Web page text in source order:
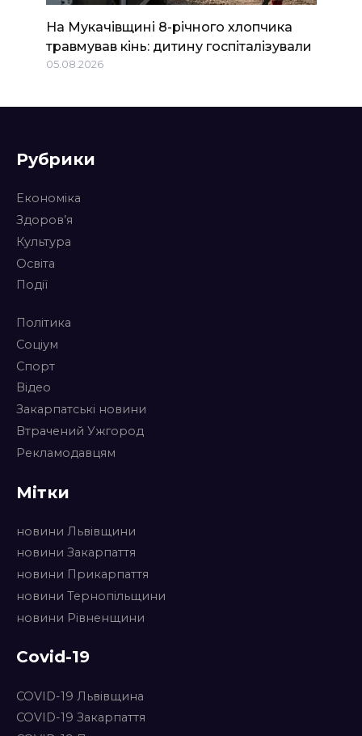
На Мукачівщині 8-річного хлопчика
травмував кінь: дитину госпіталізували
05.08.2026
Рубрики
Економіка
Здоров’я
Культура
Освіта
Події
Політика
Соціум
Спорт
Відео
Закарпатські новини
Втрачений Ужгород
Рекламодавцям
Мітки
новини Львівщини
новини Закарпаття
новини Прикарпаття
новини Тернопільщини
новини Рівненщини
Covid-19
COVID-19 Львівщина
COVID-19 Закарпаття